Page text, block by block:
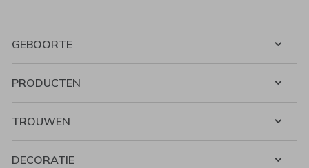
GEBOORTE
PRODUCTEN
TROUWEN
DECORATIE